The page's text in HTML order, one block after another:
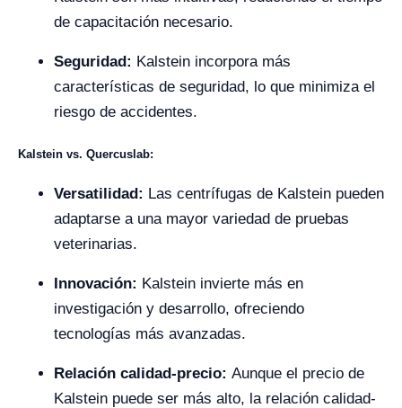
de capacitación necesario.
Seguridad: Kalstein incorpora más
características de seguridad, lo que minimiza el
riesgo de accidentes.
Kalstein vs. Quercuslab:
Versatilidad: Las centrífugas de Kalstein pueden
adaptarse a una mayor variedad de pruebas
veterinarias.
Innovación: Kalstein invierte más en
investigación y desarrollo, ofreciendo
tecnologías más avanzadas.
Relación calidad-precio: Aunque el precio de
Kalstein puede ser más alto, la relación calidad-